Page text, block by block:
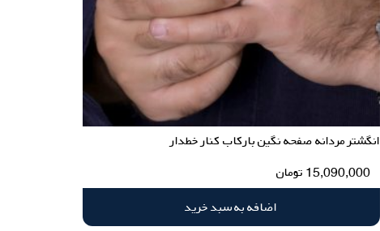
انگشتر مردانه صفحه نگین بارکاب کنار خطدار
15,090,000 تومان
اضافه به سبد خرید